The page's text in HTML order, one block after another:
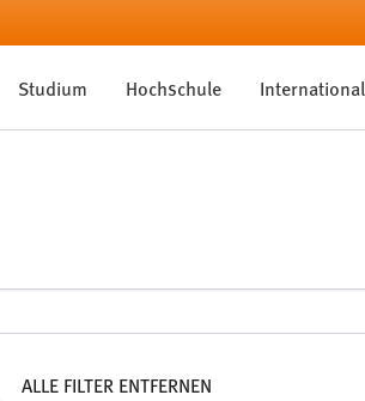
Studium Hochschule International
ALLE FILTER ENTFERNEN